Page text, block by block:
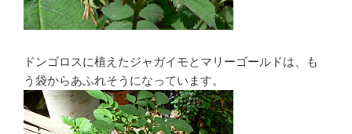
ドンゴロスに植えたジャガイモとマリーゴールドは、も
う袋からあふれそうになっています。